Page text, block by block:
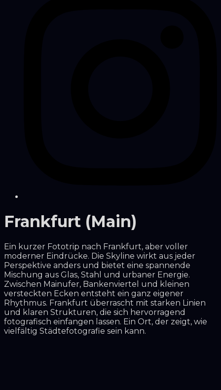
Frankfurt (Main)
Ein kurzer Fototrip nach Frankfurt, aber voller
moderner Eindrücke. Die Skyline wirkt aus jeder
Perspektive anders und bietet eine spannende
Mischung aus Glas, Stahl und urbaner Energie.
Zwischen Mainufer, Bankenviertel und kleinen
versteckten Ecken entsteht ein ganz eigener
Rhythmus. Frankfurt überrascht mit starken Linien
und klaren Strukturen, die sich hervorragend
fotografisch einfangen lassen. Ein Ort, der zeigt, wie
vielfältig Städtefotografie sein kann.